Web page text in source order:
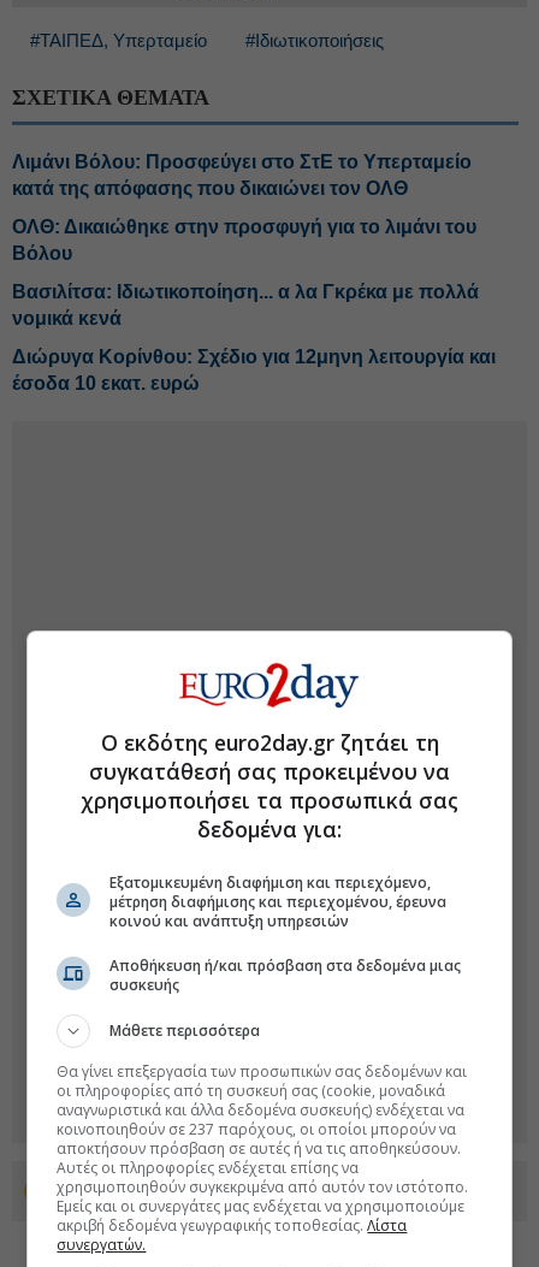
#ΤΑΙΠΕΔ, Υπερταμείο #Ιδιωτικοποιήσεις
ΣΧΕΤΙΚΑ ΘΕΜΑΤΑ
Λιμάνι Βόλου: Προσφεύγει στο ΣτΕ το Υπερταμείο
κατά της απόφασης που δικαιώνει τον ΟΛΘ
ΟΛΘ: Δικαιώθηκε στην προσφυγή για το λιμάνι του
Βόλου
Βασιλίτσα: Ιδιωτικοποίηση... α λα Γκρέκα με πολλά
νομικά κενά
Διώρυγα Κορίνθου: Σχέδιο για 12μηνη λειτουργία και
έσοδα 10 εκατ. ευρώ
Προσθέστε το euro2day.gr στο Discover
Ο εκδότης euro2day.gr ζητάει τη
συγκατάθεσή σας προκειμένου να
χρησιμοποιήσει τα προσωπικά σας
δεδομένα για:
Εξατομικευμένη διαφήμιση και περιεχόμενο,
μέτρηση διαφήμισης και περιεχομένου, έρευνα
κοινού και ανάπτυξη υπηρεσιών
Αποθήκευση ή/και πρόσβαση στα δεδομένα μιας
συσκευής
Μάθετε περισσότερα
Θα γίνει επεξεργασία των προσωπικών σας δεδομένων και
οι πληροφορίες από τη συσκευή σας (cookie, μοναδικά
αναγνωριστικά και άλλα δεδομένα συσκευής) ενδέχεται να
κοινοποιηθούν σε 237 παρόχους, οι οποίοι μπορούν να
αποκτήσουν πρόσβαση σε αυτές ή να τις αποθηκεύσουν.
Αυτές οι πληροφορίες ενδέχεται επίσης να
χρησιμοποιηθούν συγκεκριμένα από αυτόν τον ιστότοπο.
Εμείς και οι συνεργάτες μας ενδέχεται να χρησιμοποιούμε
ακριβή δεδομένα γεωγραφικής τοποθεσίας.Λίστα
συνεργατών.